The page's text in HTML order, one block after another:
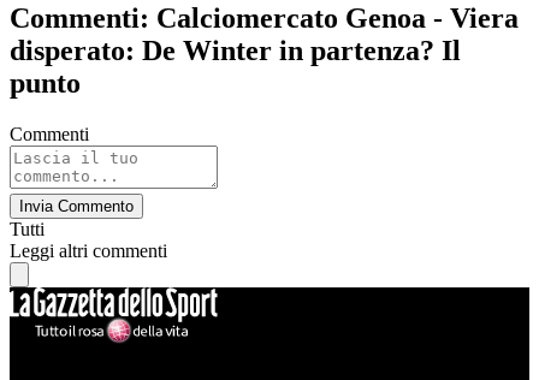
Commenti: Calciomercato Genoa - Viera
disperato: De Winter in partenza? Il
punto
Commenti
Invia Commento
Tutti
Leggi altri commenti